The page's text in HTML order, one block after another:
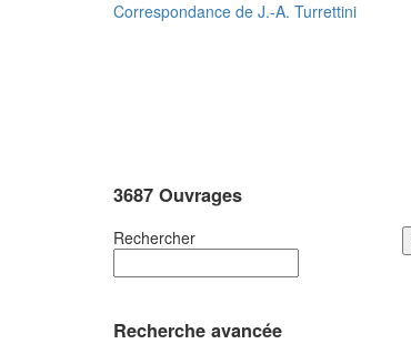
Correspondance de J.-A. Turrettini
3687 Ouvrages
Rechercher
Recherche avancée